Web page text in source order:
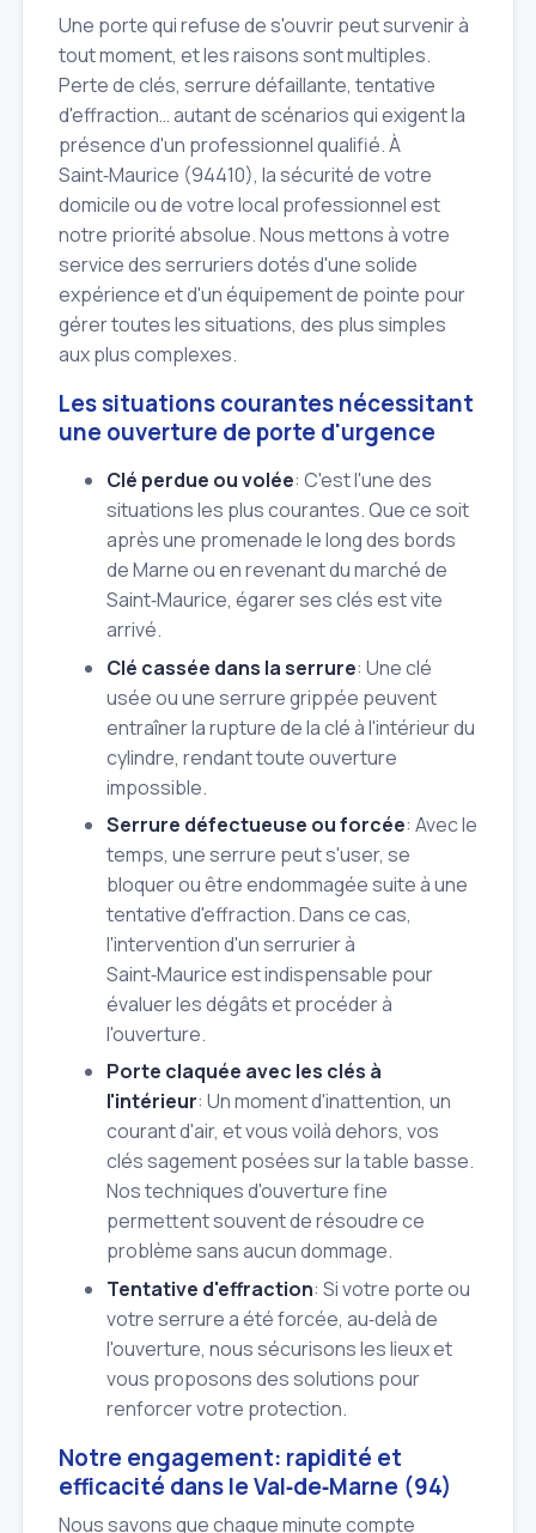
Une porte qui refuse de s'ouvrir peut survenir à
tout moment, et les raisons sont multiples.
Perte de clés, serrure défaillante, tentative
d'effraction… autant de scénarios qui exigent la
présence d'un professionnel qualifié. À
Saint‑Maurice (94410), la sécurité de votre
domicile ou de votre local professionnel est
notre priorité absolue. Nous mettons à votre
service des serruriers dotés d'une solide
expérience et d'un équipement de pointe pour
gérer toutes les situations, des plus simples
aux plus complexes.
Les situations courantes nécessitant
une ouverture de porte d'urgence
Clé perdue ou volée: C'est l'une des
situations les plus courantes. Que ce soit
après une promenade le long des bords
de Marne ou en revenant du marché de
Saint‑Maurice, égarer ses clés est vite
arrivé.
Clé cassée dans la serrure: Une clé
usée ou une serrure grippée peuvent
entraîner la rupture de la clé à l'intérieur du
cylindre, rendant toute ouverture
impossible.
Serrure défectueuse ou forcée: Avec le
temps, une serrure peut s'user, se
bloquer ou être endommagée suite à une
tentative d'effraction. Dans ce cas,
l'intervention d'un serrurier à
Saint‑Maurice est indispensable pour
évaluer les dégâts et procéder à
l'ouverture.
Porte claquée avec les clés à
l'intérieur: Un moment d'inattention, un
courant d'air, et vous voilà dehors, vos
clés sagement posées sur la table basse.
Nos techniques d'ouverture fine
permettent souvent de résoudre ce
problème sans aucun dommage.
Tentative d'effraction: Si votre porte ou
votre serrure a été forcée, au‑delà de
l'ouverture, nous sécurisons les lieux et
vous proposons des solutions pour
renforcer votre protection.
Notre engagement: rapidité et
efficacité dans le Val‑de‑Marne (94)
Nous savons que chaque minute compte